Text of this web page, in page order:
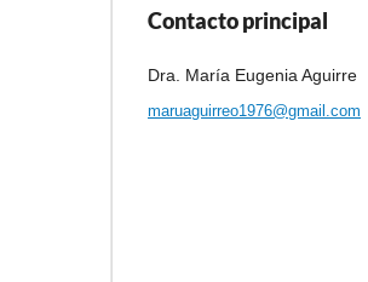
Contacto principal
Dra. María Eugenia Aguirre
maruaguirreo1976@gmail.com